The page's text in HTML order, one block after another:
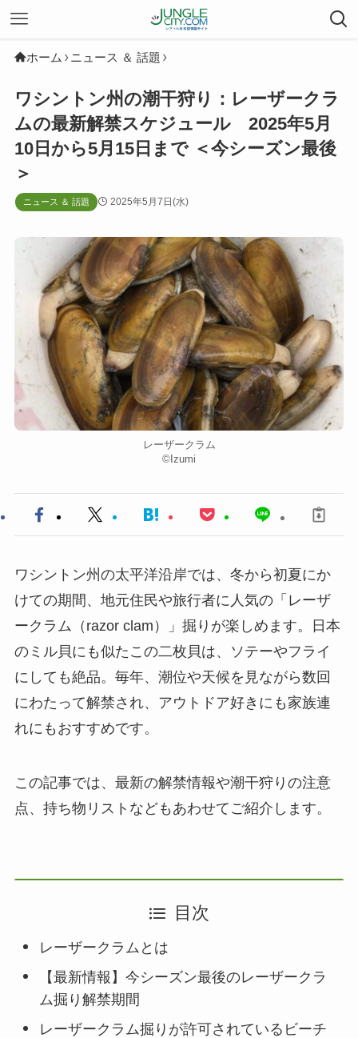
ホーム ニュース ＆ 話題
ワシントン州の潮干狩り：レーザークラ
ムの最新解禁スケジュール 2025年5月
10日から5月15日まで ＜今シーズン最後
＞
ニュース ＆ 話題 2025年5月7日(水)
レーザークラム
©︎Izumi
ワシントン州の太平洋沿岸では、冬から初夏にか
けての期間、地元住民や旅行者に人気の「レーザ
ークラム（razor clam）」掘りが楽しめます。日本
のミル貝にも似たこの二枚貝は、ソテーやフライ
にしても絶品。毎年、潮位や天候を見ながら数回
にわたって解禁され、アウトドア好きにも家族連
れにもおすすめです。
この記事では、最新の解禁情報や潮干狩りの注意
点、持ち物リストなどもあわせてご紹介します。
目次
レーザークラムとは
【最新情報】今シーズン最後のレーザークラ
ム掘り解禁期間
レーザークラム掘りが許可されているビーチ